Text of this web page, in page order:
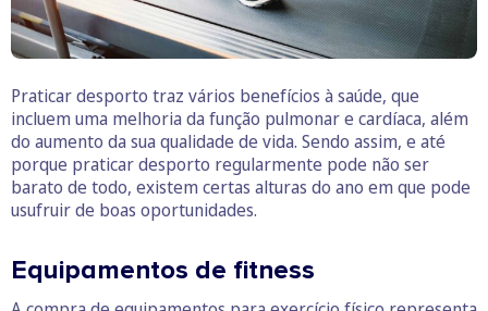
Praticar desporto traz vários benefícios à saúde, que
incluem uma melhoria da função pulmonar e cardíaca, além
do aumento da sua qualidade de vida. Sendo assim, e até
porque praticar desporto regularmente pode não ser
barato de todo, existem certas alturas do ano em que pode
usufruir de boas oportunidades.
Equipamentos de fitness